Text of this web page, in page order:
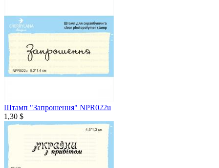
Штамп "Запрошення" NPR022u
1,30 $